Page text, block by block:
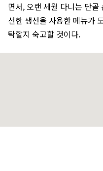
면서, 오랜 세월 다니는 단골
선한 생선을 사용한 메뉴가
탁할지 숙고할 것이다.